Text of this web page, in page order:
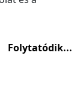
Folytatódik...